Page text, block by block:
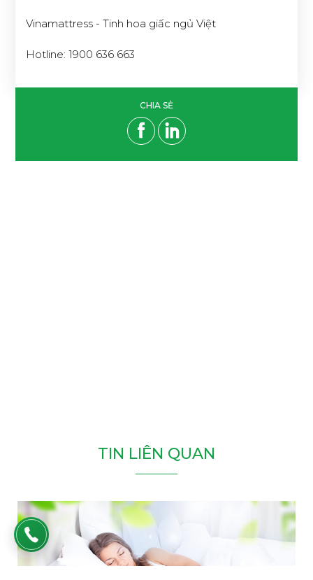
Vinamattress - Tinh hoa giấc ngủ Việt
Hotline: 1900 636 663
CHIA SẺ
TIN LIÊN QUAN